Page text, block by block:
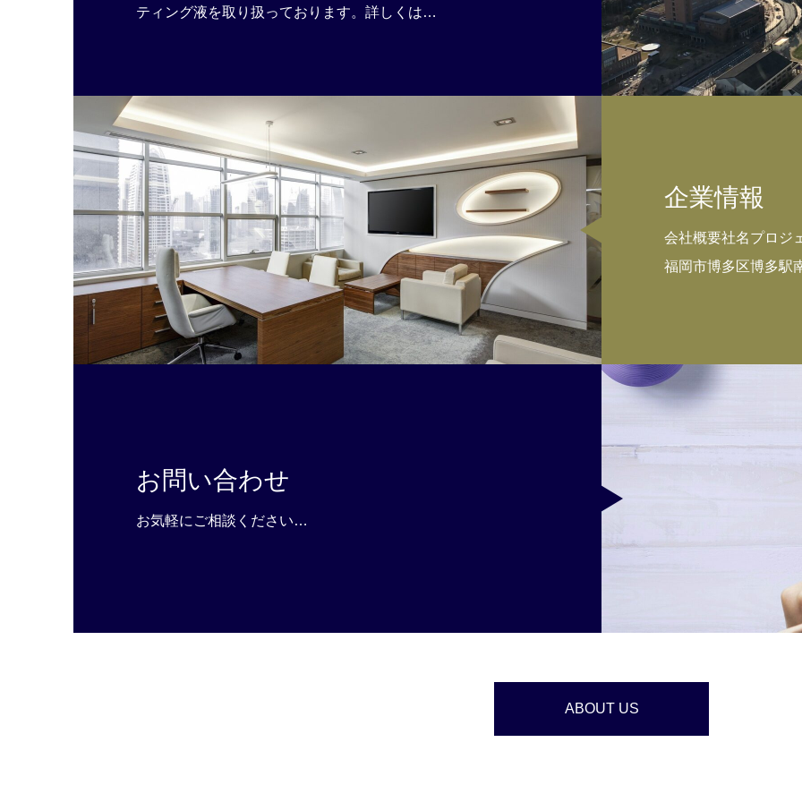
ティング液を取り扱っております。詳しくは…
企業情報
会社概要社名プロジ
福岡市博多区博多駅
お問い合わせ
お気軽にご相談ください…
ABOUT US